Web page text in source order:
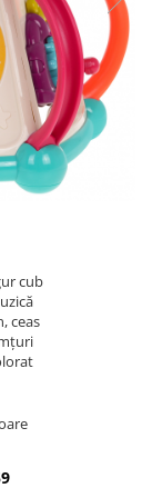
cub
ceas